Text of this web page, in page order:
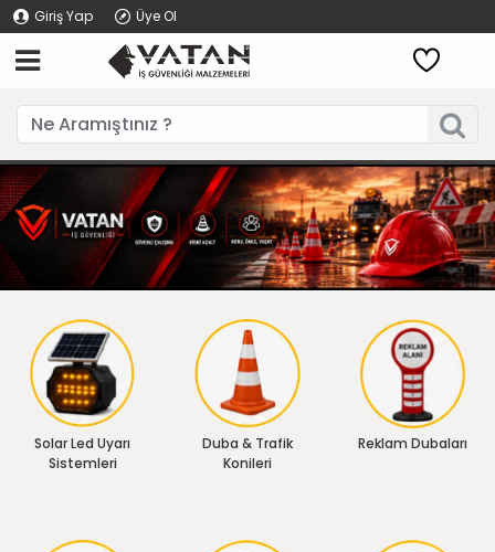
Giriş Yap Üye Ol
Solar Led Uyarı
Sistemleri
Duba & Trafik
Konileri
Reklam Dubaları